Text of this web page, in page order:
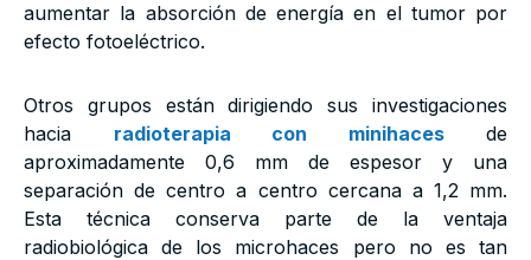
aumentar la absorción de energía en el tumor por
efecto fotoeléctrico.
Otros grupos están dirigiendo sus investigaciones
hacia radioterapia con minihacesde
aproximadamente 0,6 mm de espesor y una
separación de centro a centro cercana a 1,2 mm.
Esta técnica conserva parte de la ventaja
radiobiológica de los microhaces pero no es tan